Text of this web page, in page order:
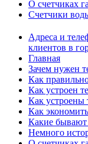
О счетчиках
Счетчики
Адреса и
клиентов в
Главная
Зачем нужен
Как
Как устроен
Как устроены
Как
Какие бывают
Немного